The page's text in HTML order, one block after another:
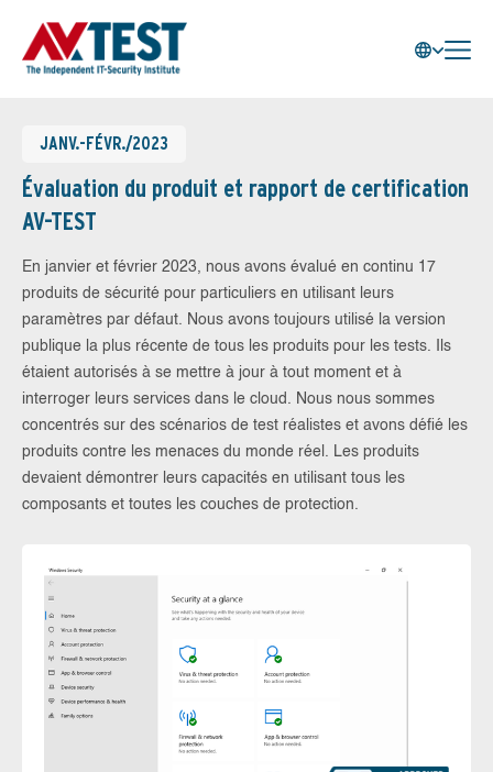
JANV.-FÉVR./2023
Évaluation du produit et rapport de certification
AV-TEST
En janvier et février 2023, nous avons évalué en continu 17
produits de sécurité pour particuliers en utilisant leurs
paramètres par défaut. Nous avons toujours utilisé la version
publique la plus récente de tous les produits pour les tests. Ils
étaient autorisés à se mettre à jour à tout moment et à
interroger leurs services dans le cloud. Nous nous sommes
concentrés sur des scénarios de test réalistes et avons défié les
produits contre les menaces du monde réel. Les produits
devaient démontrer leurs capacités en utilisant tous les
composants et toutes les couches de protection.